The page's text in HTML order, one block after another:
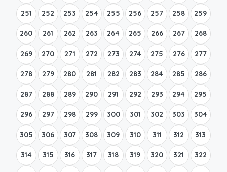
251 252 253 254 255 256 257 258 259
260 261 262 263 264 265 266 267 268
269 270 271 272 273 274 275 276 277
278 279 280 281 282 283 284 285 286
287 288 289 290 291 292 293 294 295
296 297 298 299 300 301 302 303 304
305 306 307 308 309 310 311 312 313
314 315 316 317 318 319 320 321 322